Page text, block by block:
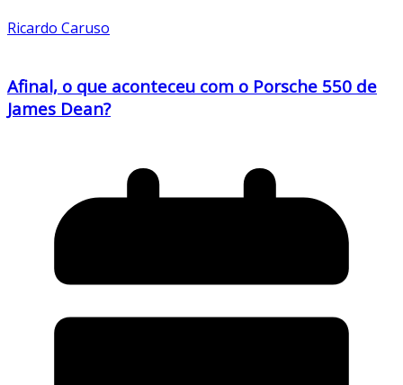
Ricardo Caruso
Afinal, o que aconteceu com o Porsche 550 de
James Dean?